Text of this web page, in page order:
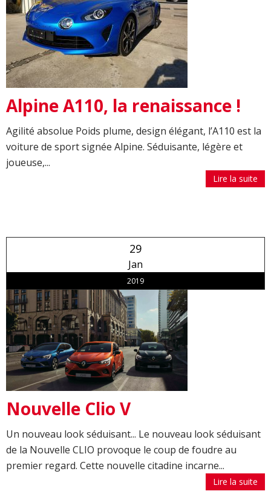
Alpine A110, la renaissance !
Agilité absolue Poids plume, design élégant, l’A110 est la
voiture de sport signée Alpine. Séduisante, légère et
joueuse,...
Lire la suite
29
Jan
2019
Nouvelle Clio V
Un nouveau look séduisant... Le nouveau look séduisant
de la Nouvelle CLIO provoque le coup de foudre au
premier regard. Cette nouvelle citadine incarne...
Lire la suite